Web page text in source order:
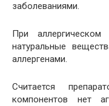
заболеваниями.
При
натуральные
аллергенами.
Считается
компонентов нет